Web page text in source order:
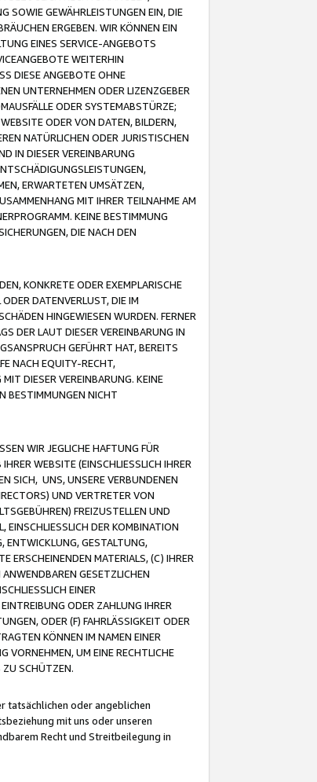
SOWIE GEWÄHRLEISTUNGEN EIN, DIE
ERGEBEN. WIR KÖNNEN EIN
EINES SERVICE-ANGEBOTS
WEITERHIN
DIESE ANGEBOTE OHNE
UNTERNEHMEN ODER LIZENZGEBER
ODER SYSTEMABSTÜRZE;
ODER VON DATEN, BILDERN,
NATÜRLICHEN ODER JURISTISCHEN
IN DIESER VEREINBARUNG
ERWARTETEN UMSÄTZEN,
MIT IHRER TEILNAHME AM
KEINE BESTIMMUNG
DIE NACH DEN
KONKRETE ODER EXEMPLARISCHE
DATENVERLUST, DIE IM
HINGEWIESEN WURDEN. FERNER
DER LAUT DIESER VEREINBARUNG IN
GEFÜHRT HAT, BEREITS
NACH EQUITY-RECHT,
DIESER VEREINBARUNG. KEINE
BESTIMMUNGEN NICHT
WIR JEGLICHE HAFTUNG FÜR
WEBSITE (EINSCHLIESSLICH IHRER
SICH, UNS, UNSERE VERBUNDENEN
UND VERTRETER VON
FREIZUSTELLEN UND
EINSCHLIESSLICH DER KOMBINATION
ENTWICKLUNG, GESTALTUNG,
ERSCHEINENDEN MATERIALS, (C) IHRER
GESETZLICHEN
EINER
ODER ZAHLUNG IHRER
ODER (F) FAHRLÄSSIGKEIT ODER
KÖNNEN IM NAMEN EINER
VORNEHMEN, UM EINE RECHTLICHE
ZU SCHÜTZEN.
tatsächlichen oder angeblichen
mit uns oder unseren
Recht und Streitbeilegung in